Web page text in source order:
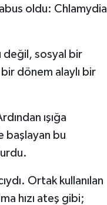
oldu: Chlamydia
değil, sosyal bir
bir dönem alaylı bir
ışığa
başlayan bu
Ortak kullanılan
hızı ateş gibi;